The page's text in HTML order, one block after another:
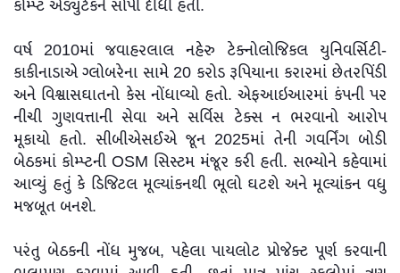
કોમ્પ્ટ એડ્યુટેકને સોંપી દીધી હતી.
વર્ષ 2010માં જવાહરલાલ નહેરુ ટેક્નોલોજિકલ યુનિવર્સિટી-
કાકીનાડાએ ગ્લોબરેના સામે 20 કરોડ રૂપિયાના કરારમાં છેતરપિંડી
અને વિશ્વાસઘાતનો કેસ નોંધાવ્યો હતો. એફઆઇઆરમાં કંપની પર
નીચી ગુણવત્તાની સેવા અને સર્વિસ ટેક્સ ન ભરવાનો આરોપ
મૂકાયો હતો. સીબીએસઈએ જૂન 2025માં તેની ગવર્નિંગ બોડી
બેઠકમાં કોમ્પ્ટની OSM સિસ્ટમ મંજૂર કરી હતી. સભ્યોને કહેવામાં
આવ્યું હતું કે ડિજિટલ મૂલ્યાંકનથી ભૂલો ઘટશે અને મૂલ્યાંકન વધુ
મજબૂત બનશે.
પરંતુ બેઠકની નોંધ મુજબ, પહેલા પાયલોટ પ્રોજેક્ટ પૂર્ણ કરવાની